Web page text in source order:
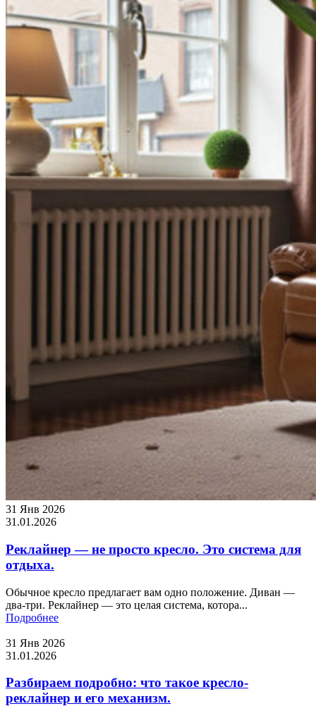
31 Янв 2026
31.01.2026
Реклайнер — не просто кресло. Это система для
отдыха.
Обычное кресло предлагает вам одно положение. Диван —
два-три. Реклайнер — это целая система, котора...
Подробнее
31 Янв 2026
31.01.2026
Разбираем подробно: что такое кресло-
реклайнер и его механизм.